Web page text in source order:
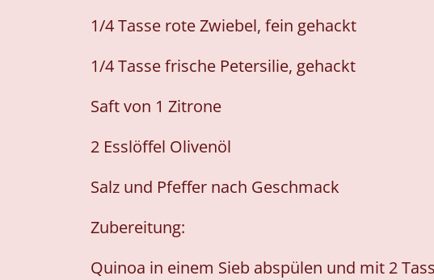
1/4 Tasse rote Zwiebel, fein gehackt
1/4 Tasse frische Petersilie, gehackt
Saft von 1 Zitrone
2 Esslöffel Olivenöl
Salz und Pfeffer nach Geschmack
Zubereitung:
Quinoa in einem Sieb abspülen und mit 2